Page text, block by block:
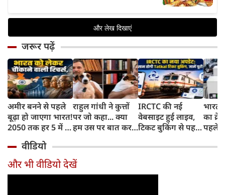
जरूर पढ़ें
अमीर बनने से पहले
बूढ़ा हो जाएगा भारत!
2050 तक हर 5 में 1
साल से ज्यादा उम्र का
राहुल गांधी ने कुत्तों
पर जो कहा... क्या
हम उस पर बात कर
IRCTC की नई
वेबसाइट हुई लाइव,
टिकट बुकिंग से पहले
काम, जानें पूरा
भारत
का
पहले
और
वीडियो
और भी वीडियो देखें